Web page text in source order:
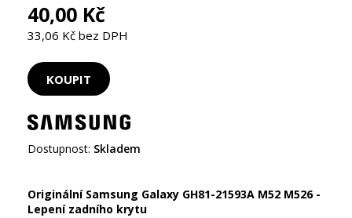
40,00 Kč
33,06 Kč bez DPH
Dostupnost: Skladem
Originální Samsung Galaxy GH81-21593A M52 M526 -
Lepení zadního krytu